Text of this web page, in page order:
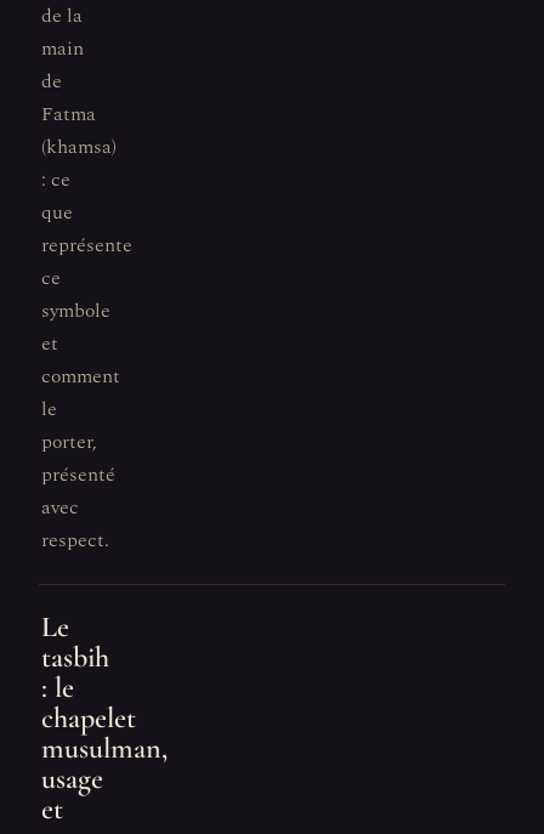
de la
main
de
Fatma
(khamsa)
: ce
que
représente
ce
symbole
et
comment
le
porter,
présenté
avec
respect.
Le
tasbih
: le
chapelet
musulman,
usage
et